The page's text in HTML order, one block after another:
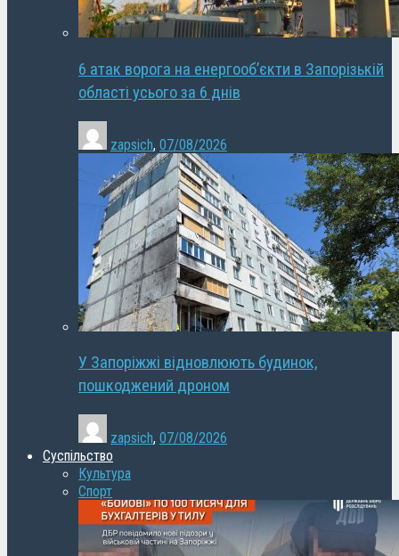
6 атак ворога на енергооб’єкти в Запорізькій
області усього за 6 днів
zapsich, 07/08/2026
У Запоріжжі відновлюють будинок,
пошкоджений дроном
zapsich, 07/08/2026
Суспільство
Культура
Спорт